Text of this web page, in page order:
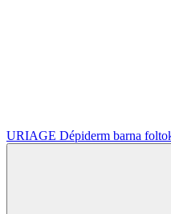
URIAGE Dépiderm barna